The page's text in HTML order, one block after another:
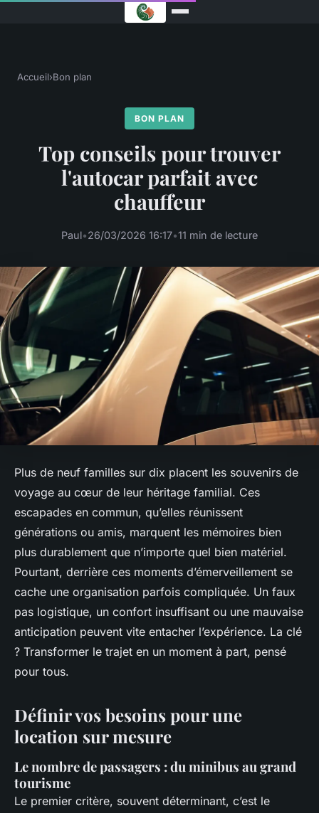
Accueil›Bon plan
BON PLAN
Top conseils pour trouver
l'autocar parfait avec
chauffeur
Paul•26/03/2026 16:17•11 min de lecture
Plus de neuf familles sur dix placent les souvenirs de
voyage au cœur de leur héritage familial. Ces
escapades en commun, qu’elles réunissent
générations ou amis, marquent les mémoires bien
plus durablement que n’importe quel bien matériel.
Pourtant, derrière ces moments d’émerveillement se
cache une organisation parfois compliquée. Un faux
pas logistique, un confort insuffisant ou une mauvaise
anticipation peuvent vite entacher l’expérience. La clé
? Transformer le trajet en un moment à part, pensé
pour tous.
Définir vos besoins pour une
location sur mesure
Le nombre de passagers : du minibus au grand
tourisme
Le premier critère, souvent déterminant, c’est le